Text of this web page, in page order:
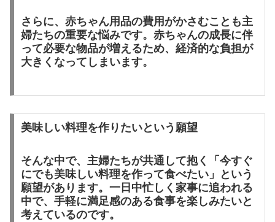
さらに、 赤ちゃん用品の費用がかさむことも主
婦たちの重要な悩みです。赤ちゃんの成長に伴
って必要な物品が増えるため、経済的な負担が
大きくなってしまいます。
美味しい料理を作りたいという願望
そんな中で、主婦たちが共通して抱く
「今すぐ
にでも美味しい料理を作って食べたい」という
願望があります。一日中忙しく家事に追われる
中で、手軽に満足感のある食事を楽しみたいと
考えているのです。